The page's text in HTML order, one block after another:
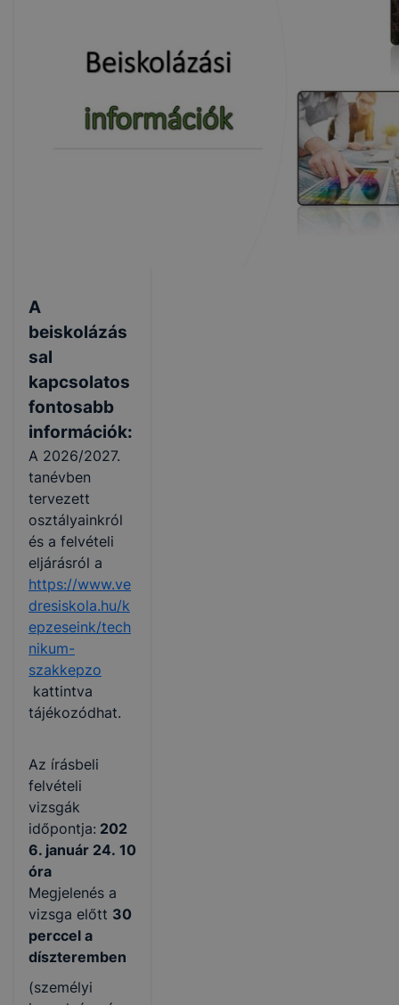
A
beiskolázás
sal
kapcsolatos
fontosabb
információk:
A 2026/2027.
tanévben
tervezett
osztályainkról
és a felvételi
eljárásról a
https://www.ve
dresiskola.hu/k
epzeseink/tech
nikum-
szakkepzo
kattintva
tájékozódhat.
Az írásbeli
felvételi
vizsgák
időpontja: 202
6. január 24. 10
óra
Megjelenés a
vizsga előtt 30
perccel a
díszteremben
(személyi